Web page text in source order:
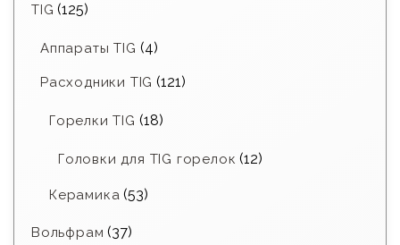
TIG (125)
Аппараты TIG (4)
Расходники TIG (121)
Горелки TIG (18)
Головки для TIG горелок (12)
Керамика (53)
Вольфрам (37)